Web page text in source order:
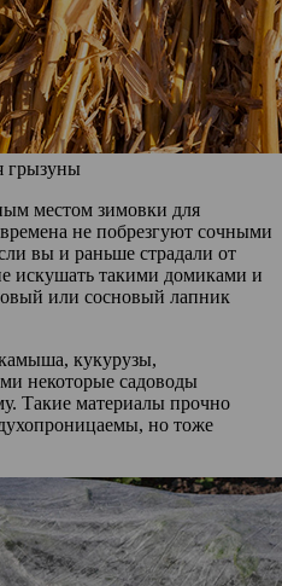
грызуны
местом зимовки для
не побрезгуют сочными
вы и раньше страдали от
искушать такими домиками и
или сосновый лапник
кукурузы,
некоторые садоводы
Такие материалы прочно
но тоже